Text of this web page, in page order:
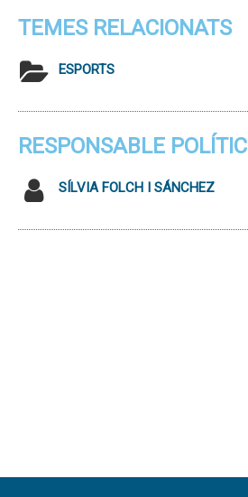
TEMES RELACIONATS
ESPORTS
RESPONSABLE POLÍTIC
SÍLVIA FOLCH I SÁNCHEZ